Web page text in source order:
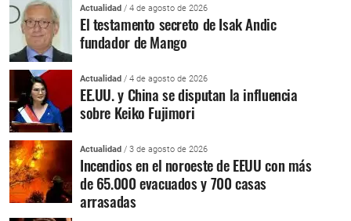
Actualidad / 4 de agosto de 2026
El testamento secreto de Isak Andic
fundador de Mango
Actualidad / 4 de agosto de 2026
EE.UU. y China se disputan la influencia
sobre Keiko Fujimori
Actualidad / 3 de agosto de 2026
Incendios en el noroeste de EEUU con más
de 65.000 evacuados y 700 casas
arrasadas